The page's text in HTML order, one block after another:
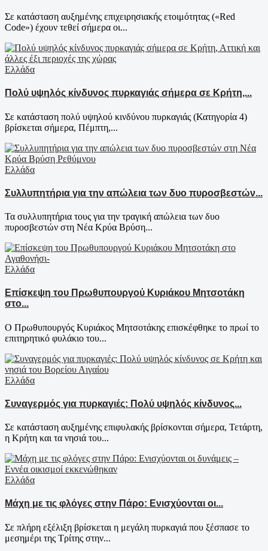
Σε κατάσταση αυξημένης επιχειρησιακής ετοιμότητας («Red
Code») έχουν τεθεί σήμερα οι...
Ελλάδα
Πολύ υψηλός κίνδυνος πυρκαγιάς σήμερα σε Κρήτη,...
Σε κατάσταση πολύ υψηλού κινδύνου πυρκαγιάς (Κατηγορία 4)
βρίσκεται σήμερα, Πέμπτη,...
Ελλάδα
Συλλυπητήρια για την απώλεια των δυο πυροσβεστών...
Τα συλλυπητήρια τους για την τραγική απώλεια των δυο
πυροσβεστών στη Νέα Κρύα Βρύση...
Ελλάδα
Επίσκεψη του Πρωθυπουργού Κυριάκου Μητσοτάκη
στο...
Ο Πρωθυπουργός Κυριάκος Μητσοτάκης επισκέφθηκε το πρωί το
επιτηρητικό φυλάκιο του...
Ελλάδα
Συναγερμός για πυρκαγιές: Πολύ υψηλός κίνδυνος...
Σε κατάσταση αυξημένης επιφυλακής βρίσκονται σήμερα, Τετάρτη,
η Κρήτη και τα νησιά του...
Ελλάδα
Μάχη με τις φλόγες στην Πάρο: Ενισχύονται οι...
Σε πλήρη εξέλιξη βρίσκεται η μεγάλη πυρκαγιά που ξέσπασε το
μεσημέρι της Τρίτης στην...